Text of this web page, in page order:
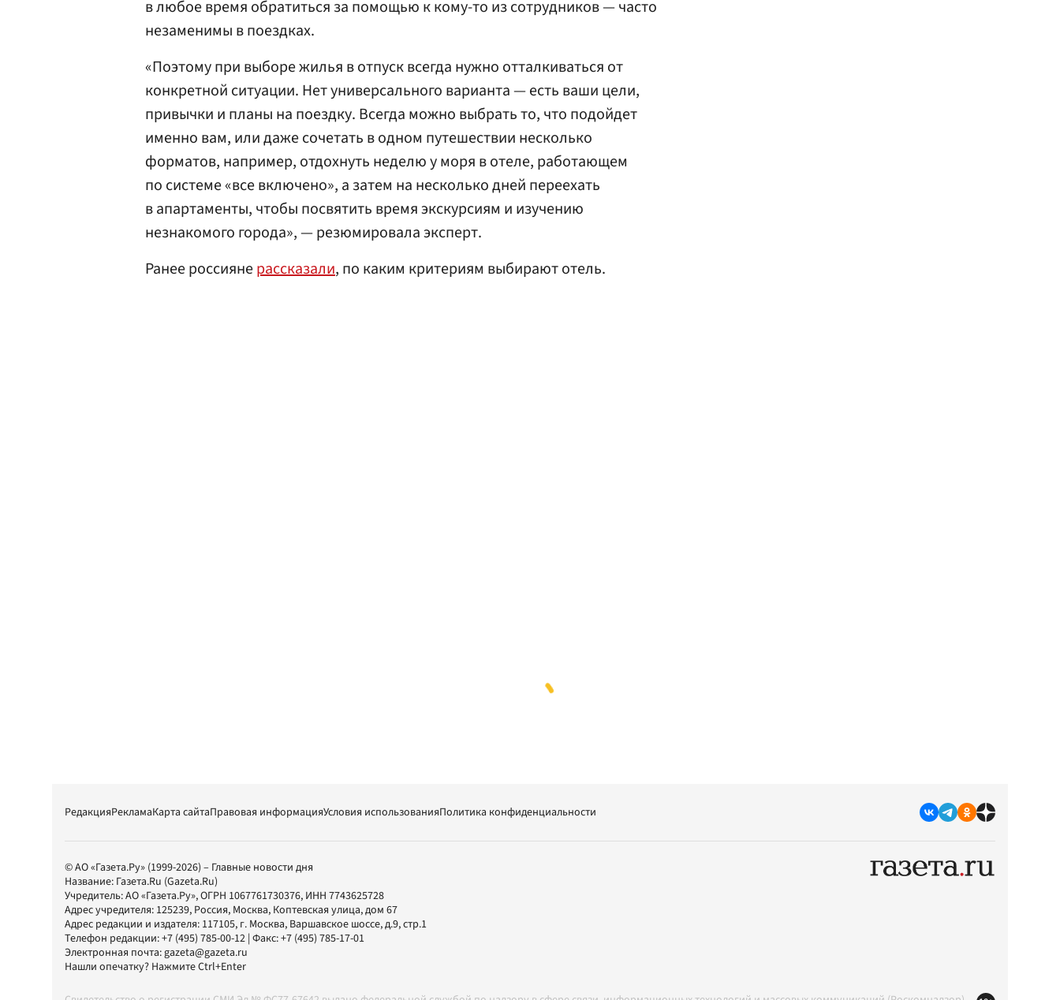
в любое время обратиться за помощью к кому-то из сотрудников — часто
незаменимы в поездках.
«Поэтому при выборе жилья в отпуск всегда нужно отталкиваться от
конкретной ситуации. Нет универсального варианта — есть ваши цели,
привычки и планы на поездку. Всегда можно выбрать то, что подойдет
именно вам, или даже сочетать в одном путешествии несколько
форматов, например, отдохнуть неделю у моря в отеле, работающем
по системе «все включено», а затем на несколько дней переехать
в апартаменты, чтобы посвятить время экскурсиям и изучению
незнакомого города», — резюмировала эксперт.
Ранее россиянерассказали, по каким критериям выбирают отель.
РедакцияРекламаКарта сайтаПравовая информацияУсловия использованияПолитика конфиденциальности
© АО «Газета.Ру» (1999-2026) – Главные новости дня
Название: Газета.Ru (Gazeta.Ru)
Учредитель:АО «Газета.Ру», ОГРН 1067761730376, ИНН 7743625728
Адрес учредителя: 125239, Россия, Москва, Коптевская улица, дом 67
Адрес редакции и издателя: 117105, г. Москва, Варшавское шоссе, д.9, стр.1
Телефон редакции:+7 (495) 785-00-12 | Факс:+7 (495) 785-17-01
Электронная почта:gazeta@gazeta.ru
Нашли опечатку? Нажмите Ctrl+Enter